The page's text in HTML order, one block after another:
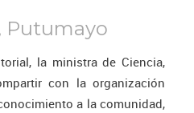
Putumayo
la ministra de Ciencia,
con la organización
a la comunidad,